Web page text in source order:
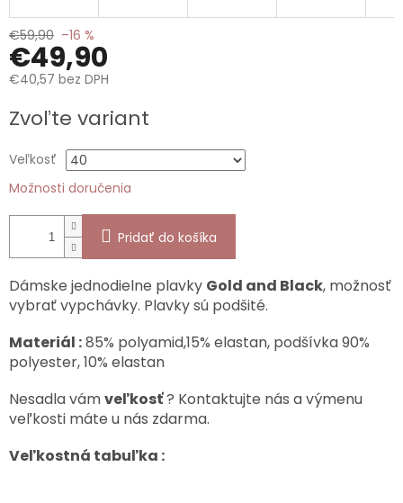
€59,90 –16 %
€49,90
€40,57 bez DPH
cena:
Zvoľte variant
Veľkosť
Možnosti doručenia
Pridať do košíka
Dámske jednodielne plavky Gold and Black, možnosť
vybrať vypchávky. Plavky sú podšité.
Materiál :85% polyamid,15% elastan, podšívka 90%
polyester, 10% elastan
Nesadla vámveľkosť? Kontaktujte nás a výmenu
veľkosti máte u nás zdarma.
Veľkostná tabuľka :